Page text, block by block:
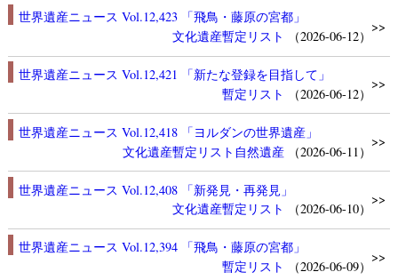
世界遺産ニュース Vol.12,423 「飛鳥・藤原の宮都」
文化遺産暫定リスト （2026-06-12）
>>
世界遺産ニュース Vol.12,421 「新たな登録を目指して」
暫定リスト
（2026-06-12）
>>
世界遺産ニュース Vol.12,418 「ヨルダンの世界遺産」
文化遺産暫定リスト 自然遺産 （2026-06-11）
>>
世界遺産ニュース Vol.12,408 「新発見・再発見」
文化遺産暫定リスト （2026-06-10）
>>
世界遺産ニュース Vol.12,394 「飛鳥・藤原の宮都」
暫定リスト
（2026-06-09）
>>